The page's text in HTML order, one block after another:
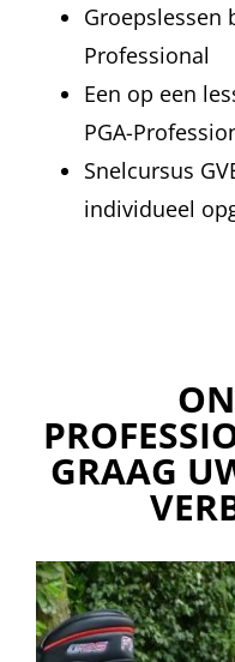
Groepslessen
Professional
Een op een
PGA-
Snelcursus
individueel
GRAAG